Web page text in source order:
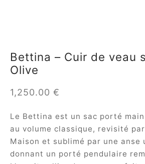
Bettina – Cuir de veau
Olive
1,250.00 €
Le Bettina est un sac porté
au volume classique, revisité
Maison et sublimé par une anse
donnant un porté pendulaire